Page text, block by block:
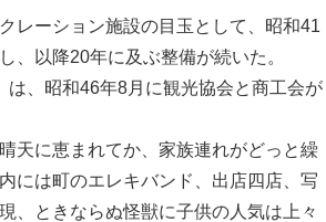
レーション施設の目玉として、昭和41
、以降20年に及ぶ整備が続いた。
、昭和46年8月に観光協会と商工会が
天に恵まれてか、家族連れがどっと繰
には町のエレキバンド、出店四店、写
、ときならぬ怪獣に子供の人気は上々